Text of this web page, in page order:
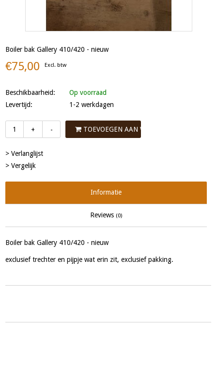
Boiler bak Gallery 410/420 - nieuw
€75,00 Excl. btw
Beschikbaarheid:
Op voorraad
Levertijd:
1-2 werkdagen
+ - TOEVOEGEN AAN WINKELWAGEN
> Verlanglijst
> Vergelijk
Informatie
Reviews (0)
Boiler bak Gallery 410/420 - nieuw
exclusief trechter en pijpje wat erin zit, exclusief pakking.